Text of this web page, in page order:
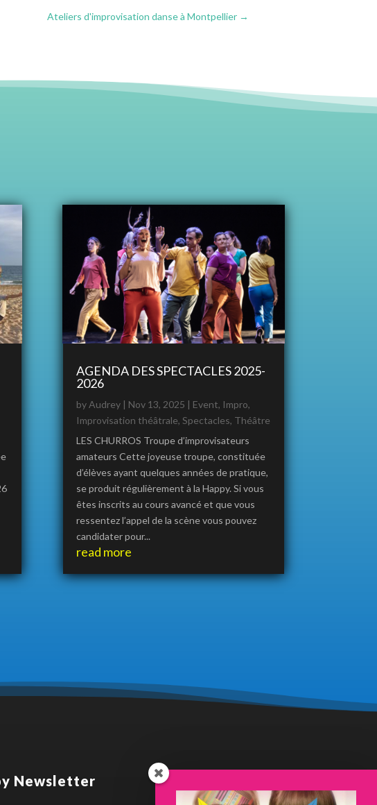
Ateliers d'improvisation danse à Montpellier→
AGENDA DES SPECTACLES 2025-
2026
byAudrey| Nov 13, 2025 | Event, Impro,
Improvisation théâtrale, Spectacles, Théâtre
LES CHURROS Troupe d’improvisateurs
amateurs Cette joyeuse troupe, constituée
d’élèves ayant quelques années de pratique,
se produit régulièrement à la Happy. Si vous
êtes inscrits au cours avancé et que vous
ressentez l’appel de la scène vous pouvez
candidater pour...
read more
Newsletter